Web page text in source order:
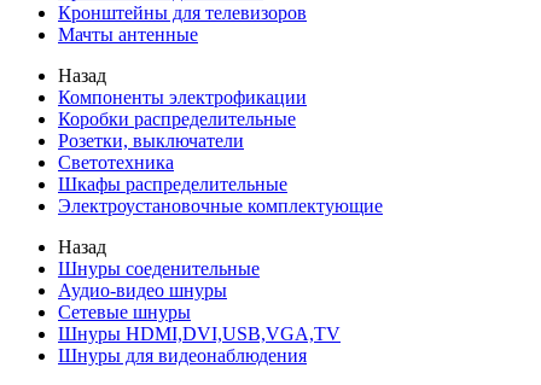
Кронштейны для телевизоров
Мачты антенные
Назад
Компоненты электрофикации
Коробки распределительные
Розетки, выключатели
Светотехника
Шкафы распределительные
Электроустановочные комплектующие
Назад
Шнуры соеденительные
Аудио-видео шнуры
Сетевые шнуры
Шнуры HDMI,DVI,USB,VGA,TV
Шнуры для видеонаблюдения